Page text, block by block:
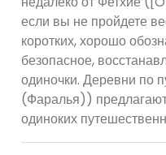
если вы не пройдете
коротких, хорошо
безопасное,
одиночки. Деревни по
(Фаралья))
одиноких